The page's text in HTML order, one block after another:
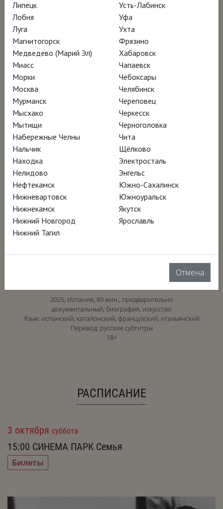
2025, Испания, 89 мин., предварительно
документальный, биография, искусство
Язык: испанский, каталонский, французский, итальянский
Перевод: русские субтитры
18+
РАСПИСАНИЕ
3 октября суббота
15:00 СИНЕМА ПАРК Семья
Билеты
Липецк
Лобня
Луга
Магнитогорск
Медведево (Марий Эл)
Миасс
Морки
Москва
Мурманск
Мысхако
Мытищи
Набережные Челны
Нальчик
Находка
Нелидово
Нефтекамск
Нижневартовск
Нижнекамск
Нижний Новгород
Нижний Тагил
Усть-Лабинск
Уфа
Ухта
Фрязино
Хабаровск
Чапаевск
Чебоксары
Челябинск
Череповец
Черкесск
Черноголовка
Чита
Щёлково
Электросталь
Энгельс
Южно-Сахалинск
Южноуральск
Якутск
Ярославль
Отмена